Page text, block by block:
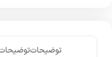
توضیحات